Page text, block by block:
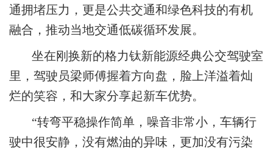
通拥堵压力，更是公共交通和绿色科技的有机
融合，推动当地交通低碳循环发展。
坐在刚换新的格力钛新能源经典公交驾驶室
里，驾驶员梁师傅握着方向盘，脸上洋溢着灿
烂的笑容，和大家分享起新车优势。
“转弯平稳操作简单，噪音非常小，车辆行
驶中很安静，没有燃油的异味，更加没有污染